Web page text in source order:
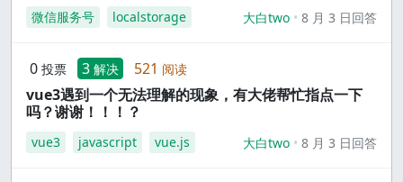
微信服务号 localstorage 大白two 8 月 3 日回答
0 投票 3 解决 521 阅读
vue3遇到一个无法理解的现象，有大佬帮忙指点一下
吗？谢谢！！！？
vue3 javascript vue.js 大白two 8 月 3 日回答